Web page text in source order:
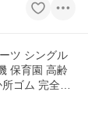
ツ シングル
保育園 高齢
ゴム 完全防